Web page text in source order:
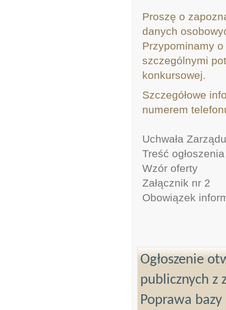
Proszę o
danych
Przypominamy
szczególnymi
konkursowej.
Szczegółowe
numerem
Uchwała
Treść
Wzór oferty
Załącznik nr 2
Obowiązek
Ogłoszenie
publicznych z
Poprawa